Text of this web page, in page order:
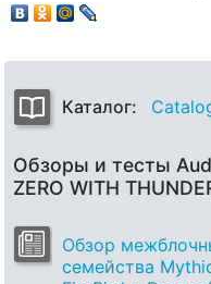
Каталог:
Обзоры и тесты
ZERO WITH
Обзор
семейства